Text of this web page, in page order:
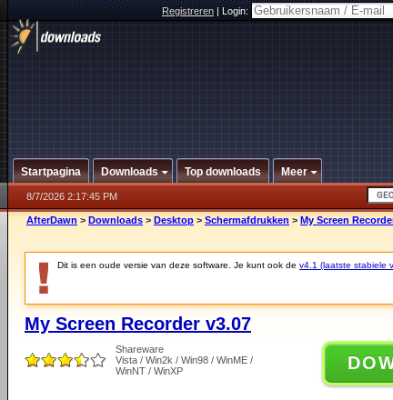
Registreren|Login:
Startpagina Downloads Top downloads Meer
8/7/2026 2:17:45 PM
AfterDawn > Downloads > Desktop > Schermafdrukken > My Screen
Dit is een oude versie van deze software. Je kunt ook de v4.1 (laatste stabiele
My Screen Recorder v3.07
Shareware
Vista / Win2k / Win98 / WinME /
WinNT / WinXP